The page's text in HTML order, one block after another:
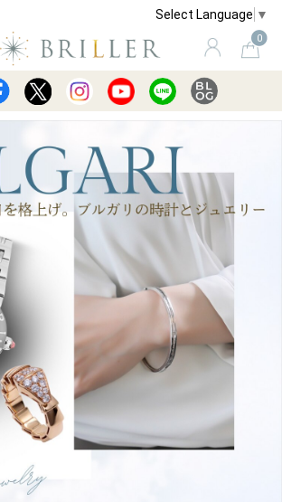
Select Language ▼
0
ショッピングガイド 買取